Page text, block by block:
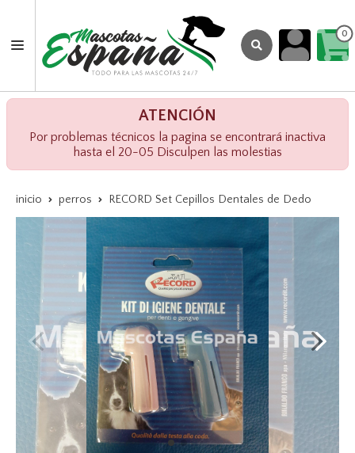
0
ATENCIÓN
Por problemas técnicos la pagina se encontrará inactiva
hasta el 20-05 Disculpen las molestias
inicio perros RECORD Set Cepillos Dentales de Dedo